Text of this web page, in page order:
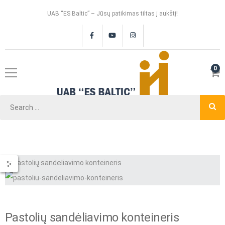
UAB “ES Baltic” – Jūsų patikimas tiltas į aukštį!
0
Pastolių sandėliavimo konteineris